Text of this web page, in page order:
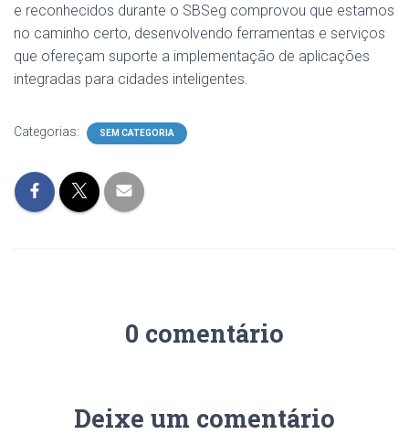
e reconhecidos durante o SBSeg comprovou que estamos
no caminho certo, desenvolvendo ferramentas e serviços
que ofereçam suporte a implementação de aplicações
integradas para cidades inteligentes.
Categorias: SEM CATEGORIA
0 comentário
Deixe um comentário